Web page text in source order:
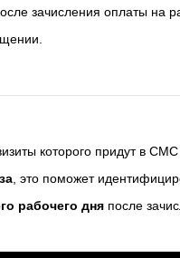
зачисления оплаты на
которого придут в
, это поможет
рабочего дня после